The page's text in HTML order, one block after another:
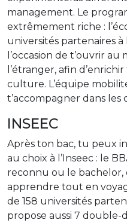
management. Le
extrêmement riche :
universités partenaires à
l’occasion de t’ouvrir
l’étranger, afin
culture. L’équipe
t’accompagner dans les
INSEEC
Après ton bac, tu peux
au choix à l’Inseec : le
reconnu ou le bachelor,
apprendre tout en
de 158 universités
propose aussi 7